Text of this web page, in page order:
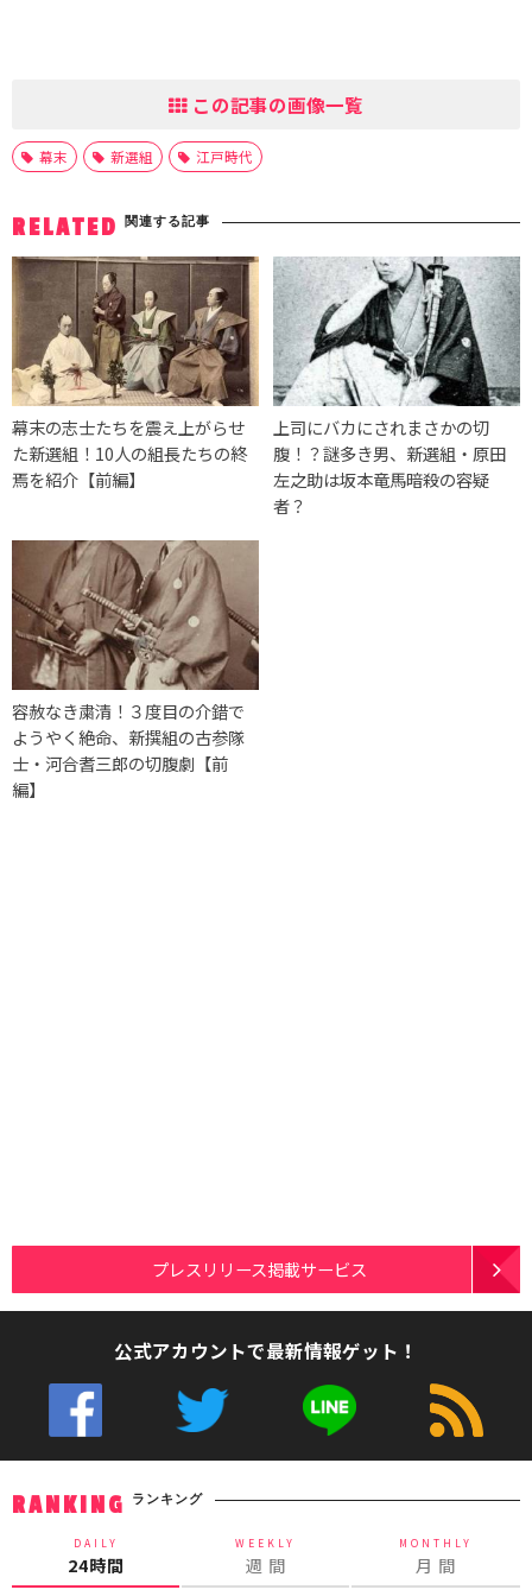
この記事の画像一覧
幕末 新選組 江戸時代
RELATED 関連する記事
幕末の志士たちを震え上がらせ
た新選組！10人の組長たちの終
焉を紹介【前編】
上司にバカにされまさかの切
腹！？謎多き男、新選組・原田
左之助は坂本竜馬暗殺の容疑
者？
容赦なき粛清！３度目の介錯で
ようやく絶命、新撰組の古参隊
士・河合耆三郎の切腹劇【前
編】
プレスリリース掲載サービス
公式アカウントで最新情報ゲット！
RANKING ランキング
DAILY
24時間
WEEKLY
週 間
MONTHLY
月 間